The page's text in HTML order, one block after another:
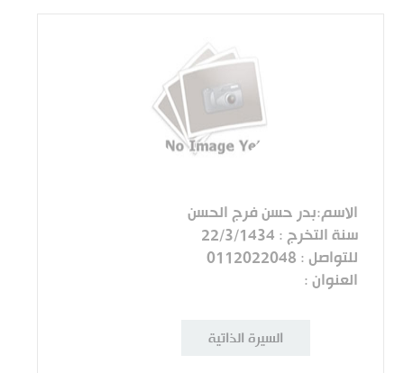
الاسم:بدر حسن فرج الحسن
سنة التخرج : 22/3/1434
للتواصل : 0112022048
العنوان :
السيرة الذاتية